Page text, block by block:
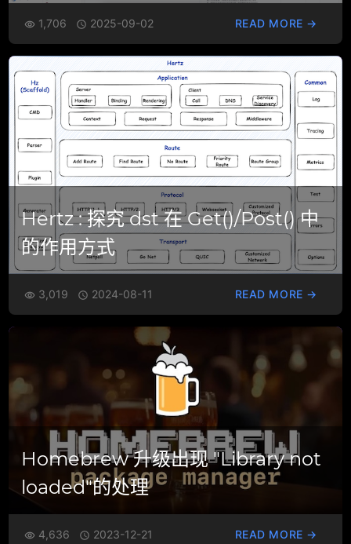
 1,706  2025-09-02 READ MORE →
Hertz : 探究 dst 在 Get()/Post() 中
的作用方式
 3,019  2024-08-11 READ MORE →
Homebrew 升级出现 "Library not
loaded"的处理
 4,636  2023-12-21 READ MORE →